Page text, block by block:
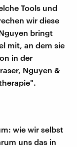
Tools und
wir diese
bringt
mit, an dem sie
in der
Nguyen &
wie wir selbst
uns das in